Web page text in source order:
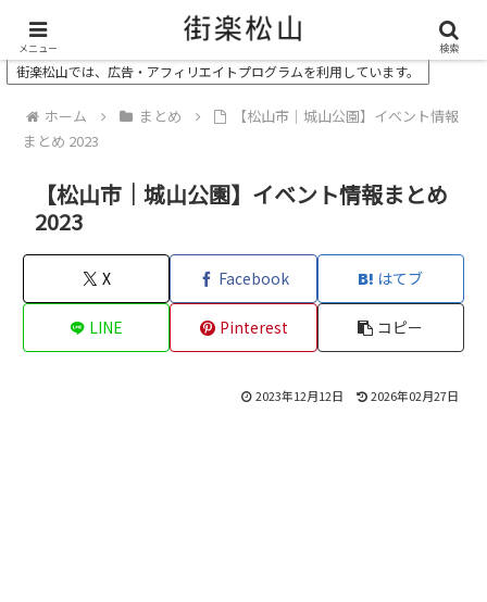
＼ 松山の街を“オモシロク”する地域情報メディア ／
街楽松山では、広告・アフィリエイトプログラムを利用しています。
ホーム まとめ
【松山市｜城山公園】イベント情報
まとめ 2023
【松山市｜城山公園】イベント情報まとめ
2023
X Facebook はてブ
LINE Pinterest コピー
2023年12月12日 2026年02月27日
メニュー 検索